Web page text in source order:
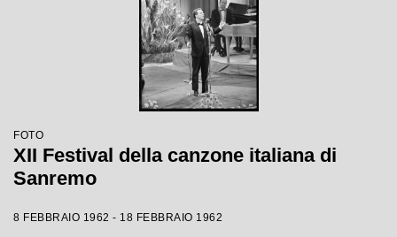
FOTO
XII Festival della canzone italiana di
Sanremo
8 FEBBRAIO 1962 - 18 FEBBRAIO 1962